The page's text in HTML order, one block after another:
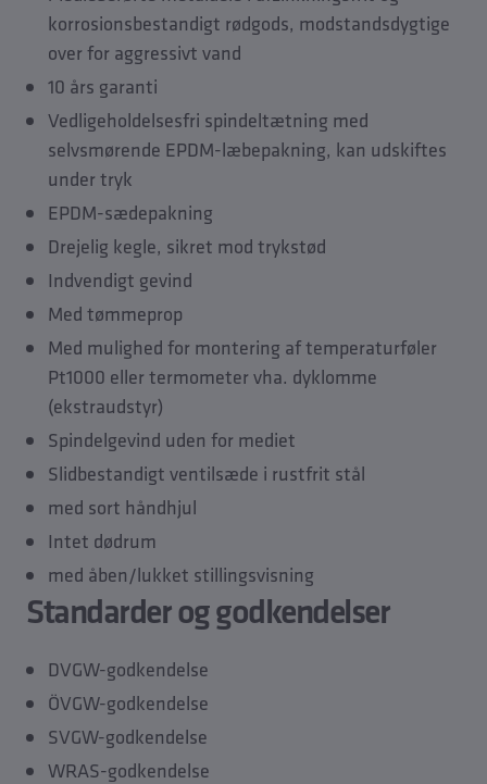
Tilbehør
Reservedele
korrosionsbestandigt rødgods, modstandsdygtige
over for aggressivt vand
10 års garanti
Vedligeholdelsesfri spindeltætning med
selvsmørende EPDM-læbepakning, kan udskiftes
under tryk
EPDM-sædepakning
Drejelig kegle, sikret mod trykstød
Indvendigt gevind
Med tømmeprop
Med mulighed for montering af temperaturføler
Pt1000 eller termometer vha. dyklomme
(ekstraudstyr)
Spindelgevind uden for mediet
Slidbestandigt ventilsæde i rustfrit stål
med sort håndhjul
Intet dødrum
med åben/lukket stillingsvisning
Standarder og godkendelser
DVGW-godkendelse
ÖVGW-godkendelse
SVGW-godkendelse
WRAS-godkendelse